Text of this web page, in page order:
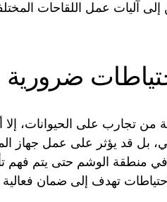
إلى آليات عمل اللقاحات
ضرورية
تجارب على الحيوانات، إلا
بل قد يؤثر على عمل جهاز
في منطقة الوشم حتى يتم فهم
تهدف إلى ضمان فعالية